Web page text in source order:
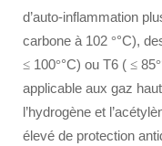
d’auto-inflammation
carbone à 102 °°C),
≤ 100°°C) ou T6 ( ≤ 85°
applicable aux gaz
l’hydrogène et
élevé de protection